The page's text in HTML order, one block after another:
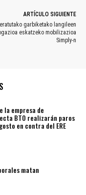
ARTÍCULO SIGUIENTE
garbiketako langileen
eskatzeko mobilizazioa
Simply-n
la empresa de
BTO realizarán paros
en contra del ERE
matan